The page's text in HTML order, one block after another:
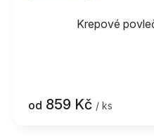
Krepové
od 859 Kč / ks